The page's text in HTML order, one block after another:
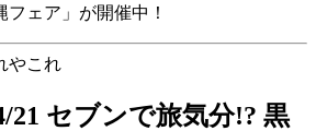
ェア」が開催中！
やこれ
21 セブンで旅気分!? 黒